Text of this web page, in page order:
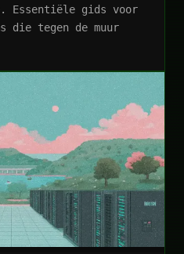
Essentiële gids voor
die tegen de muur